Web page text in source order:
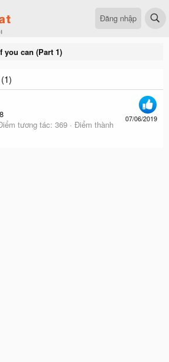
Đăng nhập
you can (Part 1)
(1)
07/06/2019
tương tác 369
Điểm thành